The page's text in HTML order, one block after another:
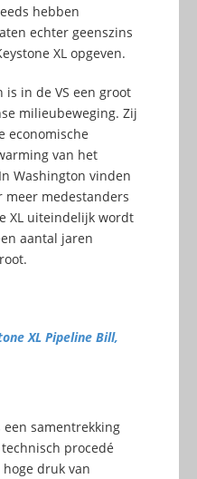
hebben
echter geenszins
XL opgeven.
in de VS een groot
milieubeweging. Zij
economische
van het
Washington vinden
medestanders
XL uiteindelijk wordt
aantal jaren
XL Pipeline Bill,
een samentrekking
technisch procedé
druk van